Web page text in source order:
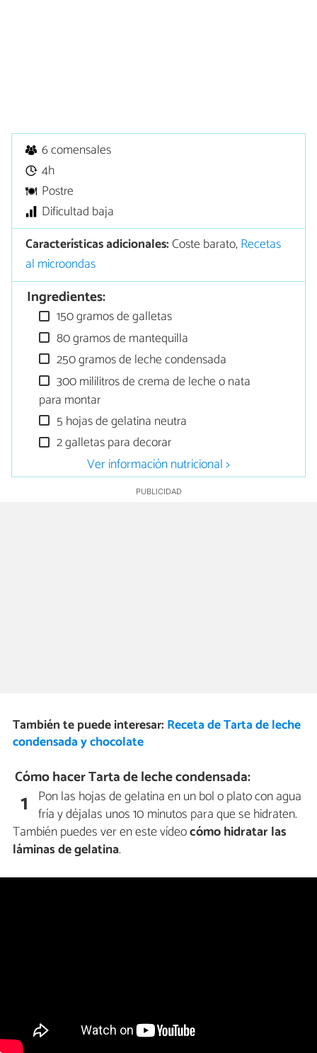
6 comensales
4h
Postre
Dificultad baja
Características adicionales:Coste barato,Recetas
al microondas
Ingredientes:
150 gramos de galletas
80 gramos de mantequilla
250 gramos de leche condensada
300 mililitros de crema de leche o nata
para montar
5 hojas de gelatina neutra
2 galletas para decorar
Ver información nutricional >
También te puede interesar: Receta de Tarta de leche
condensada y chocolate
Cómo hacer Tarta de leche condensada:
1 Pon las hojas de gelatina en un bol o plato con agua
fría y déjalas unos 10 minutos para que se hidraten.
También puedes ver en este vídeocómo hidratar las
láminas de gelatina.